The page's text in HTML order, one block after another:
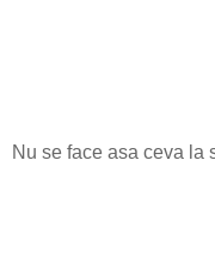
Nu se face asa ceva la